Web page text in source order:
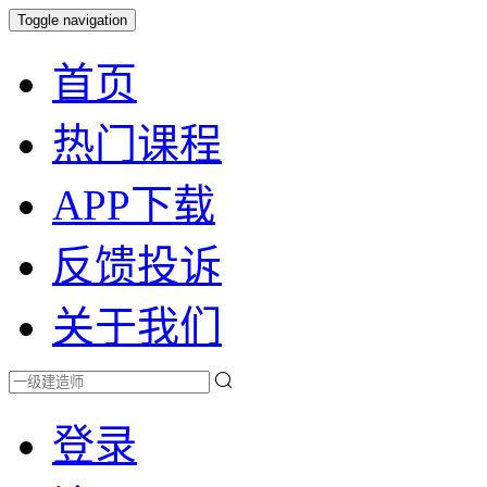
Toggle navigation
首页
热门课程
APP下载
反馈投诉
关于我们
登录